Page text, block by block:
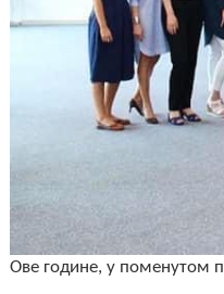
Ове године, у поменутом